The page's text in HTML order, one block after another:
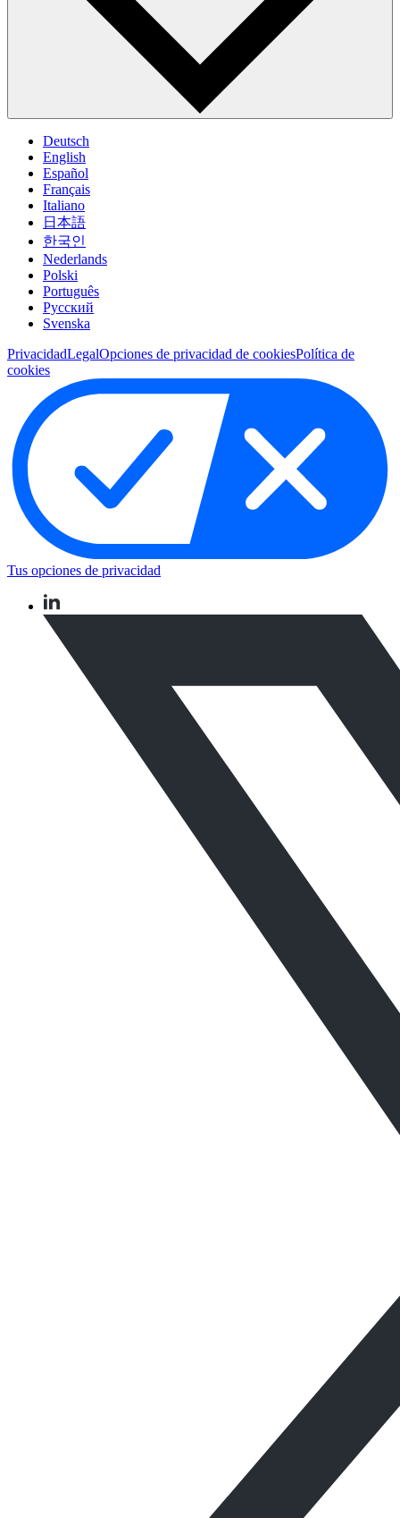
Deutsch
English
Español
Français
Italiano
日本語
한국인
Nederlands
Polski
Português
Pусский
Svenska
PrivacidadLegalOpciones de privacidad de cookiesPolítica de
cookies
Tus opciones de privacidad